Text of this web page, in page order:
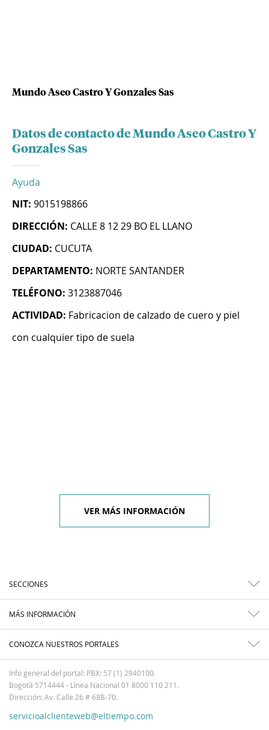
Mundo Aseo Castro Y Gonzales Sas
Datos de contacto de Mundo Aseo Castro Y
Gonzales Sas
Ayuda
NIT: 9015198866
DIRECCIÓN: CALLE 8 12 29 BO EL LLANO
CIUDAD: CUCUTA
DEPARTAMENTO: NORTE SANTANDER
TELÉFONO: 3123887046
ACTIVIDAD: Fabricacion de calzado de cuero y piel
con cualquier tipo de suela
VER MÁS INFORMACIÓN
SECCIONES
MÁS INFORMACIÓN
CONOZCA NUESTROS PORTALES
Info general del portal: PBX: 57 (1) 2940100.
Bogotá 5714444 - Línea Nacional 01 8000 110 211.
Dirección: Av. Calle 26 # 68B-70.
servicioalclienteweb@eltiempo.com